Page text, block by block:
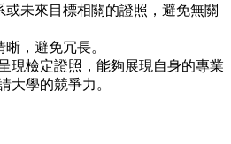
或未來目標相關的證照，避免無關
，避免冗長。
現檢定證照，能夠展現自身的專業
大學的競爭力。